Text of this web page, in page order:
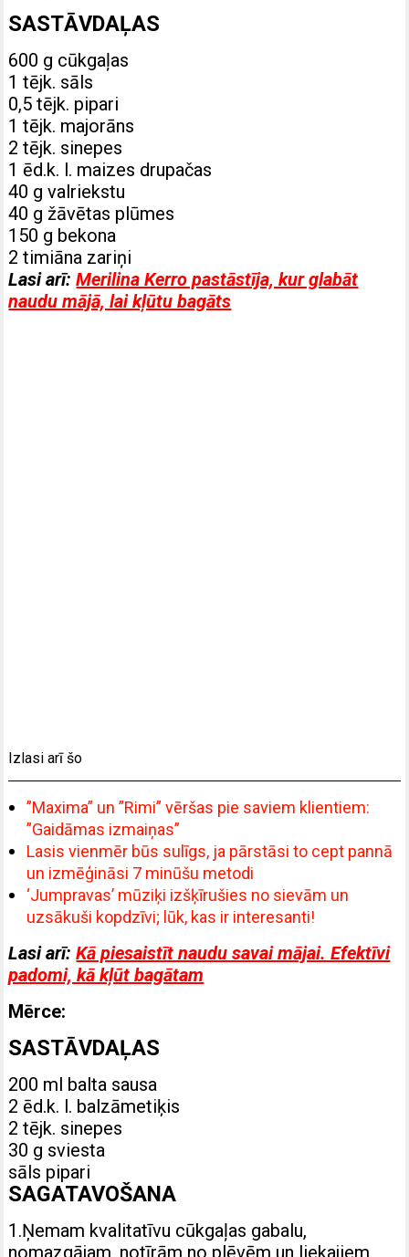
SASTĀVDAĻAS
600 g cūkgaļas
1 tējk. sāls
0,5 tējk. pipari
1 tējk. majorāns
2 tējk. sinepes
1 ēd.k. l. maizes drupačas
40 g valriekstu
40 g žāvētas plūmes
150 g bekona
2 timiāna zariņi
Lasi arī:Merilina Kerro pastāstīja, kur glabāt
naudu mājā, lai kļūtu bagāts
Izlasi arī šo
”Maxima” un ”Rimi” vēršas pie saviem klientiem:
”Gaidāmas izmaiņas”
Lasis vienmēr būs sulīgs, ja pārstāsi to cept pannā
un izmēģināsi 7 minūšu metodi
‘Jumpravas’ mūziķi izšķīrušies no sievām un
uzsākuši kopdzīvi; lūk, kas ir interesanti!
Lasi arī:Kā piesaistīt naudu savai mājai. Efektīvi
padomi, kā kļūt bagātam
Mērce:
SASTĀVDAĻAS
200 ml balta sausa
2 ēd.k. l. balzāmetiķis
2 tējk. sinepes
30 g sviesta
sāls pipari
SAGATAVOŠANA
1.Ņemam kvalitatīvu cūkgaļas gabalu,
nomazgājam, notīrām no plēvēm un liekajiem